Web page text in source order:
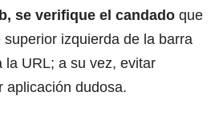
se verifique el candado que
izquierda de la barra
la URL; a su vez, evitar
aplicación dudosa.